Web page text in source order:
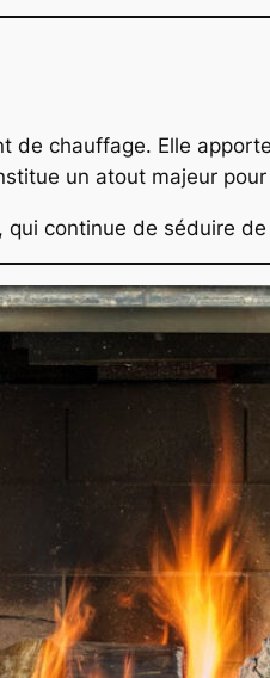
de chauffage. Elle
un atout majeur
continue de séduire